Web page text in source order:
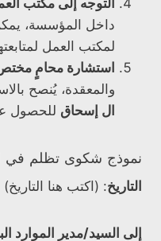
التوجه إلى مكتب
داخل المؤسسة،
لمكتب العمل
استشارة محامٍ
والمعقدة، يُنصح
ال إسحاق للحصول
نموذج شكوى تظلم في
التاريخ: (اكتب هنا التاريخ)
إلى السيد/مدير الموارد